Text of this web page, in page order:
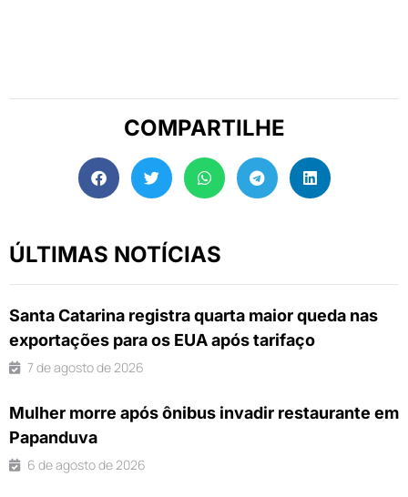
COMPARTILHE
ÚLTIMAS NOTÍCIAS
Santa Catarina registra quarta maior queda nas
exportações para os EUA após tarifaço
7 de agosto de 2026
Mulher morre após ônibus invadir restaurante em
Papanduva
6 de agosto de 2026